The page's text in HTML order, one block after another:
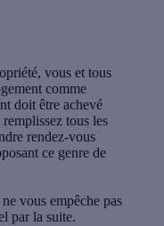
vous et tous
comme
doit être achevé
tous les
rendez-vous
ce genre de
vous empêche pas
par la suite.